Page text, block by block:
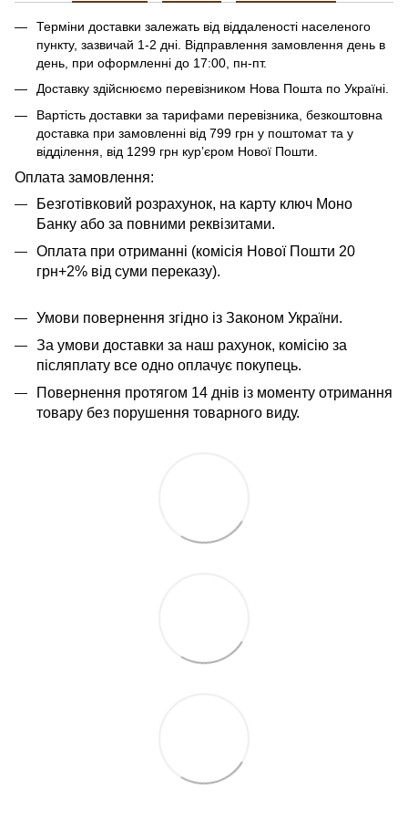
Терміни доставки залежать від віддаленості населеного
пункту, зазвичай 1-2 дні. Відправлення замовлення день в
день, при оформленні до 17:00, пн-пт.
Доставку здійснюємо перевізником Нова Пошта по Україні.
Вартість доставки за тарифами перевізника, безкоштовна
доставка при замовленні від 799 грн у поштомат та у
відділення, від 1299 грн кур’єром Нової Пошти.
​​​​Оплата замовлення:
Безготівковий розрахунок, на карту ключ Моно
Банку або за повними реквізитами.
Оплата при отриманні (комісія Нової Пошти 20
грн+2% від суми переказу).
Умови повернення згідно із Законом України.
За умови доставки за наш рахунок, комісію за
післяплату все одно оплачує покупець.
Повернення протягом 14 днів із моменту отримання
товару без порушення товарного виду.